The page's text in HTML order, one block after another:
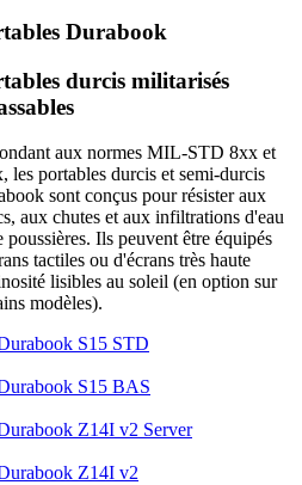
Durabook
durcis militarisés
aux normes MIL-STD 8xx et
les portables durcis et semi-durcis
sont conçus pour résister aux
aux chutes et aux infiltrations d'eau
poussières. Ils peuvent être équipés
tactiles ou d'écrans très haute
lisibles au soleil (en option sur
modèles).
S15 STD
S15 BAS
Z14I v2 Server
Z14I v2